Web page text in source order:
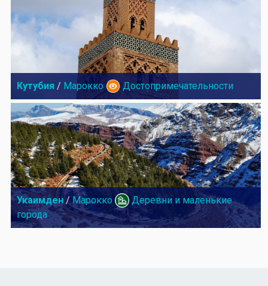
Кутубия / Марокко Достопримечательности
Укаимден/ Марокко
Деревни и маленькие
города